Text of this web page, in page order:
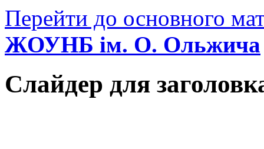
Перейти до основного
ЖОУНБ ім. О. Ольжича
Слайдер для